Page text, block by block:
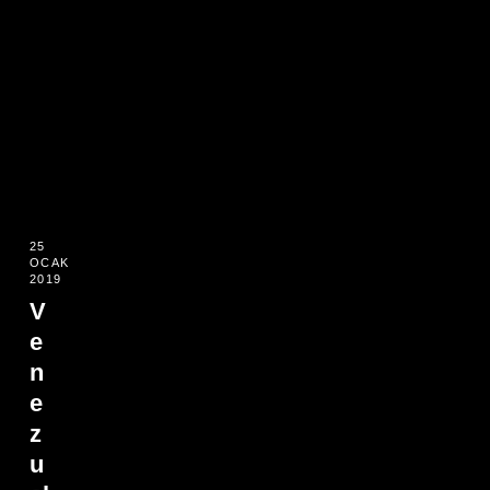
25
OCAK
2019
V
e
n
e
z
u